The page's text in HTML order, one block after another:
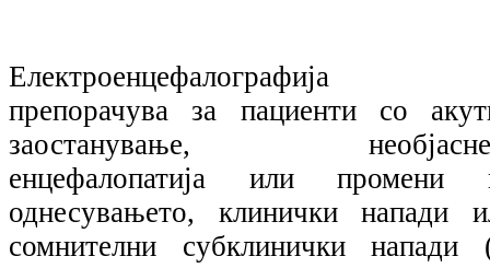
Електроенцефалографија
препорачува за пациенти со
заостанување,
енцефалопатија или промени
однесувањето, клинички напади
сомнителни субклинички напади